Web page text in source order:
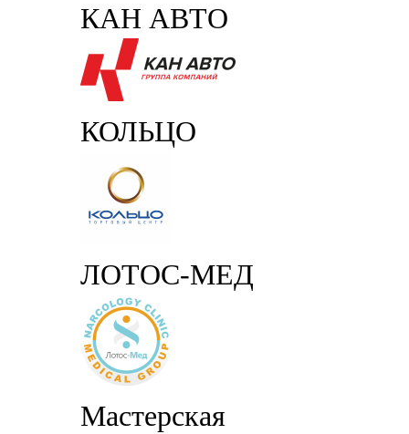
КАН АВТО
КОЛЬЦО
ЛОТОС-МЕД
Мастерская